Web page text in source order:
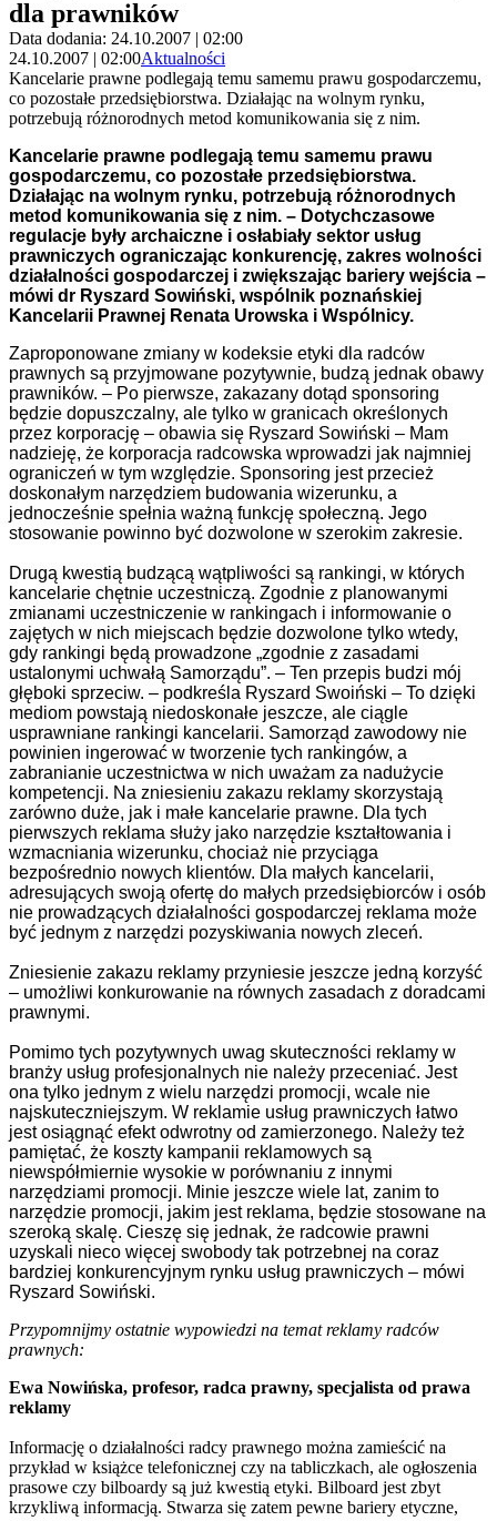
dla prawników
Data dodania: 24.10.2007 | 02:00
24.10.2007 | 02:00Aktualności
Kancelarie prawne podlegają temu samemu prawu gospodarczemu,
co pozostałe przedsiębiorstwa. Działając na wolnym rynku,
potrzebują różnorodnych metod komunikowania się z nim.
Kancelarie prawne podlegają temu samemu prawu
gospodarczemu, co pozostałe przedsiębiorstwa.
Działając na wolnym rynku, potrzebują różnorodnych
metod komunikowania się z nim. – Dotychczasowe
regulacje były archaiczne i osłabiały sektor usług
prawniczych ograniczając konkurencję, zakres wolności
działalności gospodarczej i zwiększając bariery wejścia –
mówi dr Ryszard Sowiński, wspólnik poznańskiej
Kancelarii Prawnej Renata Urowska i Wspólnicy.
Zaproponowane zmiany w kodeksie etyki dla radców
prawnych są przyjmowane pozytywnie, budzą jednak obawy
prawników. – Po pierwsze, zakazany dotąd sponsoring
będzie dopuszczalny, ale tylko w granicach określonych
przez korporację – obawia się Ryszard Sowiński – Mam
nadzieję, że korporacja radcowska wprowadzi jak najmniej
ograniczeń w tym względzie. Sponsoring jest przecież
doskonałym narzędziem budowania wizerunku, a
jednocześnie spełnia ważną funkcję społeczną. Jego
stosowanie powinno być dozwolone w szerokim zakresie.
Drugą kwestią budzącą wątpliwości są rankingi, w których
kancelarie chętnie uczestniczą. Zgodnie z planowanymi
zmianami uczestniczenie w rankingach i informowanie o
zajętych w nich miejscach będzie dozwolone tylko wtedy,
gdy rankingi będą prowadzone „zgodnie z zasadami
ustalonymi uchwałą Samorządu”. – Ten przepis budzi mój
głęboki sprzeciw. – podkreśla Ryszard Swoiński – To dzięki
mediom powstają niedoskonałe jeszcze, ale ciągle
usprawniane rankingi kancelarii. Samorząd zawodowy nie
powinien ingerować w tworzenie tych rankingów, a
zabranianie uczestnictwa w nich uważam za nadużycie
kompetencji. Na zniesieniu zakazu reklamy skorzystają
zarówno duże, jak i małe kancelarie prawne. Dla tych
pierwszych reklama służy jako narzędzie kształtowania i
wzmacniania wizerunku, chociaż nie przyciąga
bezpośrednio nowych klientów. Dla małych kancelarii,
adresujących swoją ofertę do małych przedsiębiorców i osób
nie prowadzących działalności gospodarczej reklama może
być jednym z narzędzi pozyskiwania nowych zleceń.
Zniesienie zakazu reklamy przyniesie jeszcze jedną korzyść
– umożliwi konkurowanie na równych zasadach z doradcami
prawnymi.
Pomimo tych pozytywnych uwag skuteczności reklamy w
branży usług profesjonalnych nie należy przeceniać. Jest
ona tylko jednym z wielu narzędzi promocji, wcale nie
najskuteczniejszym. W reklamie usług prawniczych łatwo
jest osiągnąć efekt odwrotny od zamierzonego. Należy też
pamiętać, że koszty kampanii reklamowych są
niewspółmiernie wysokie w porównaniu z innymi
narzędziami promocji. Minie jeszcze wiele lat, zanim to
narzędzie promocji, jakim jest reklama, będzie stosowane na
szeroką skalę. Cieszę się jednak, że radcowie prawni
uzyskali nieco więcej swobody tak potrzebnej na coraz
bardziej konkurencyjnym rynku usług prawniczych – mówi
Ryszard Sowiński.
Przypomnijmy ostatnie wypowiedzi na temat reklamy radców
prawnych:
Ewa Nowińska, profesor, radca prawny, specjalista od prawa
reklamy
Informację o działalności radcy prawnego można zamieścić na
przykład w książce telefonicznej czy na tabliczkach, ale ogłoszenia
prasowe czy bilboardy są już kwestią etyki. Bilboard jest zbyt
krzykliwą informacją. Stwarza się zatem pewne bariery etyczne,